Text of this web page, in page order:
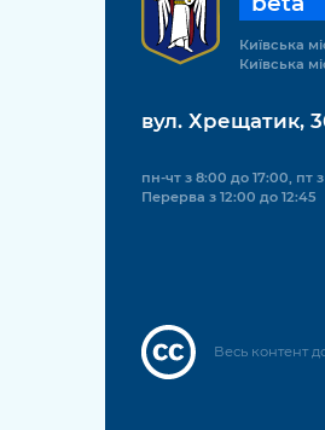
Київська
Київська
вул. Хрещатик,
пн-чт з 8:00 до 17:00, пт
Перерва з 12:00 до 12:45
Весь контент